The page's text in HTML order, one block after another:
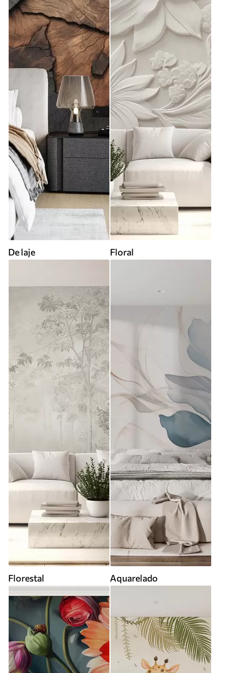
De laje Floral
Florestal Aquarelado